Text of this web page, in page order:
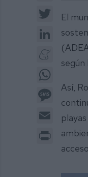
LinkedIn
Meneame
WhatsApp
Message
Print
El
según
Así,